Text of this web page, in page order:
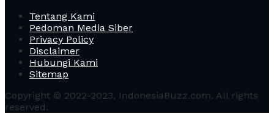
Tentang Kami
Pedoman Media Siber
Privacy Policy
Disclaimer
Hubungi Kami
Sitemap
Copyright © 2022-2023, IndonesiaBuzz.com. All rights
reserved.